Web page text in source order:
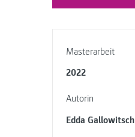
Masterarbeit
2022
Autorin
Edda Gallowitsch